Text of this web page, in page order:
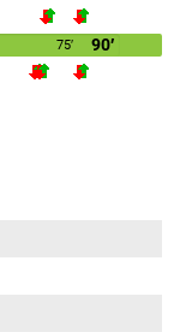
75′ 90′